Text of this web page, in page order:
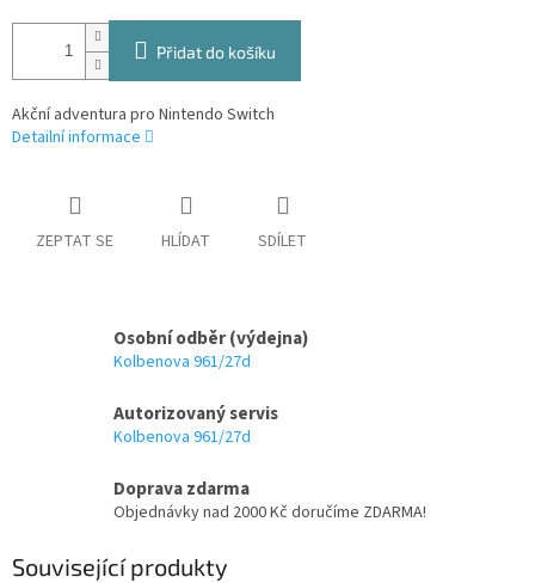
Přidat do košíku
Akční adventura pro Nintendo Switch
Detailní informace
ZEPTAT SE HLÍDAT SDÍLET
Osobní odběr (výdejna)
Kolbenova 961/27d
Autorizovaný servis
Kolbenova 961/27d
Doprava zdarma
Objednávky nad 2000 Kč doručíme ZDARMA!
Související produkty